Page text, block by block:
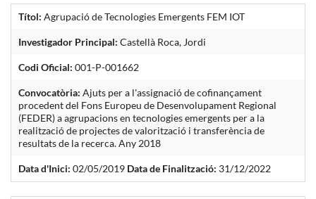
Títol: Agrupació de Tecnologies Emergents FEM IOT
Investigador Principal: Castellà Roca, Jordi
Codi Oficial: 001-P-001662
Convocatòria: Ajuts per a l'assignació de cofinançament
procedent del Fons Europeu de Desenvolupament Regional
(FEDER) a agrupacions en tecnologies emergents per a la
realització de projectes de valorització i transferència de
resultats de la recerca. Any 2018
Data d'Inici: 02/05/2019 Data de Finalització: 31/12/2022